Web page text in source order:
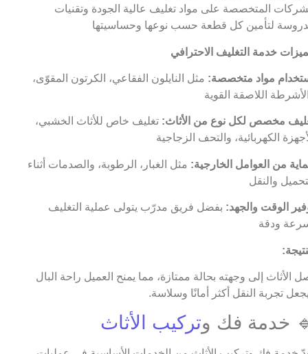
المتخصصة على مواد تغليف عالية الجودة وتقنيات
لتأمين كل قطعة حسب نوعها وحساسيتها
خدمة التغليف الاحترافي
مواد متخصصة: مثل النايلون الفقاعي، الكرتون المقوّى،
اللاصقة القوية
مخصص لكل نوع من الأثاث: تغليف خاص للأثاث الخشبي،
الكهربائية، والتحف الزجاجية
من العوامل الخارجية: مثل الغبار، الرطوبة، والصدمات أثناء
والنقل
الوقت والجهد: بفضل فريق مدرّب يتولى عملية التغليف
ودقة
الأثاث إلى وجهته بحالة ممتازة، مما يمنح العميل راحة البال
تجربة النقل أكثر أمانًا وسلاسة.
خدمة فك وتركيب الأثاث